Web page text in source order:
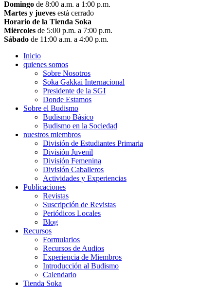
Domingo de 8:00 a.m. a 1:00 p.m.
Martes y jueves está cerrado
Horario de la Tienda Soka
Miércoles de 5:00 p.m. a 7:00 p.m.
Sábado de 11:00 a.m. a 4:00 p.m.
Inicio
quienes somos
Sobre Nosotros
Soka Gakkai Internacional
Presidente de la SGI
Donde Estamos
Sobre el Budismo
Budismo Básico
Budismo en la Sociedad
nuestros miembros
División de Estudiantes Primaria
División Juvenil
División Femenina
División Caballeros
Actividades y Experiencias
Publicaciones
Revistas
Suscripción de Revistas
Periódicos Locales
Blog
Recursos
Formularios
Recursos de Audios
Experiencia de Miembros
Introducción al Budismo
Calendario
Tienda Soka